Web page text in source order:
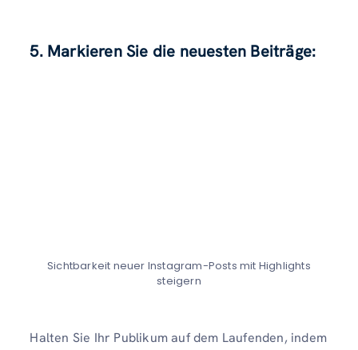
5. Markieren Sie die neuesten Beiträge:
Sichtbarkeit neuer Instagram-Posts mit Highlights
steigern
Halten Sie Ihr Publikum auf dem Laufenden, indem